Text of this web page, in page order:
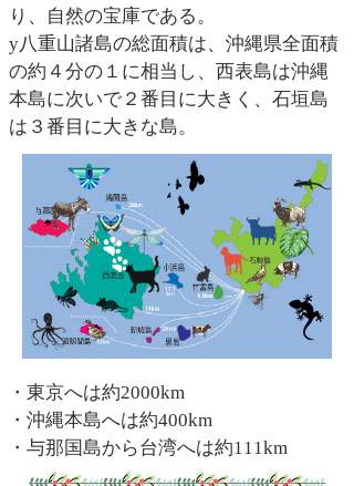
り、自然の宝庫である。
y八重山諸島の総面積は、沖縄県全面積
の約４分の１に相当し、西表島は沖縄
本島に次いで２番目に大きく、石垣島
は３番目に大きな島。
・東京へは約2000km
・沖縄本島へは約400km
・与那国島から台湾へは約111km